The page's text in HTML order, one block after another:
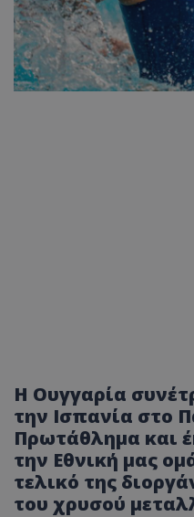
Η Ουγγαρία
την Ισπανία στο
Πρωτάθλημα και
την Εθνική μας
τελικό της
του χρυσού